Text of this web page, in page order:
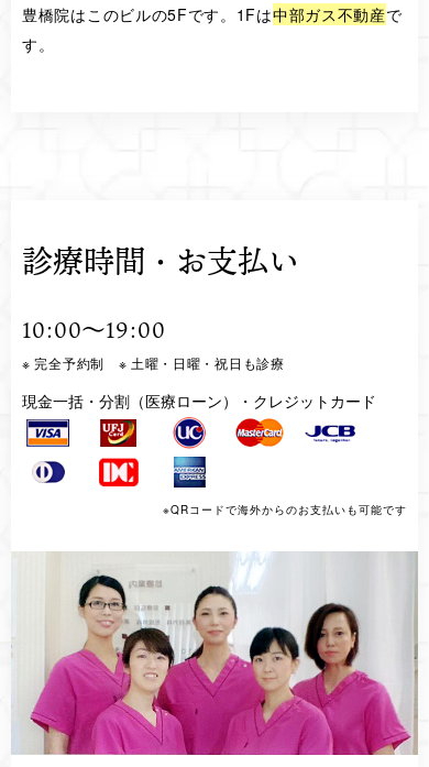
豊橋院はこのビルの5Fです。1Fは中部ガス不動産で
す。
診療時間・お支払い
10:00～19:00
※ 完全予約制 ※ 土曜・日曜・祝日も診療
現金一括・分割（医療ローン）・クレジットカード
※QRコードで海外からのお支払いも可能です